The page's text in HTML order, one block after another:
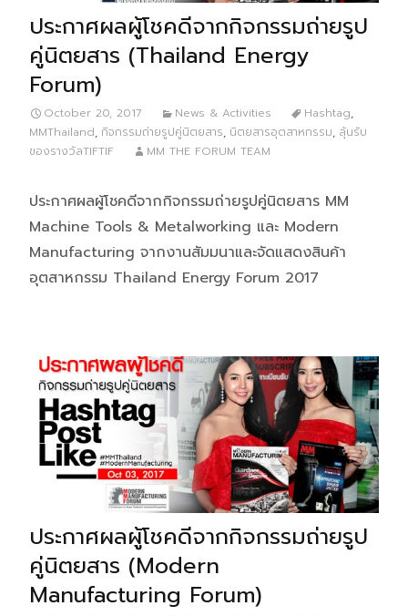
ประกาศผลผู้โชคดีจากกิจกรรมถ่ายรูป
คู่นิตยสาร (Thailand Energy
Forum)
October 20, 2017 News & Activities Hashtag,
MMThailand, กิจกรรมถ่ายรูปคู่นิตยสาร, นิตยสารอุตสาหกรรม, ลุ้นรับ
ของรางวัลTIFTIF
MM THE FORUM TEAM
ประกาศผลผู้โชคดีจากกิจกรรมถ่ายรูปคู่นิตยสาร MM
Machine Tools & Metalworking และ Modern
Manufacturing จากงานสัมมนาและจัดแสดงสินค้า
อุตสาหกรรม Thailand Energy Forum 2017
ประกาศผลผู้โชคดีจากกิจกรรมถ่ายรูป
คู่นิตยสาร (Modern
Manufacturing Forum)